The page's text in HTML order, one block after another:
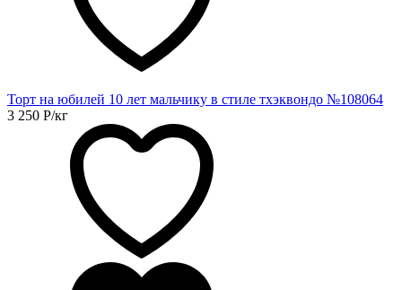
Торт на юбилей 10 лет мальчику в стиле тхэквондо №108064
3 250 Р/кг